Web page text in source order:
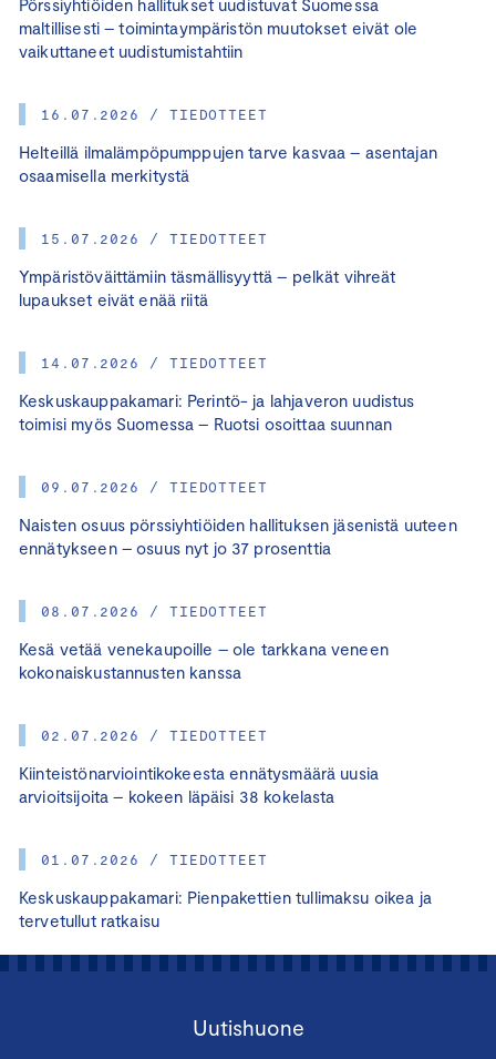
Pörssiyhtiöiden hallitukset uudistuvat Suomessa
maltillisesti – toimintaympäristön muutokset eivät ole
vaikuttaneet uudistumistahtiin
16.07.2026 / TIEDOTTEET
Helteillä ilmalämpöpumppujen tarve kasvaa – asentajan
osaamisella merkitystä
15.07.2026 / TIEDOTTEET
Ympäristöväittämiin täsmällisyyttä – pelkät vihreät
lupaukset eivät enää riitä
14.07.2026 / TIEDOTTEET
Keskuskauppakamari: Perintö- ja lahjaveron uudistus
toimisi myös Suomessa – Ruotsi osoittaa suunnan
09.07.2026 / TIEDOTTEET
Naisten osuus pörssiyhtiöiden hallituksen jäsenistä uuteen
ennätykseen – osuus nyt jo 37 prosenttia
08.07.2026 / TIEDOTTEET
Kesä vetää venekaupoille – ole tarkkana veneen
kokonaiskustannusten kanssa
02.07.2026 / TIEDOTTEET
Kiinteistönarviointikokeesta ennätysmäärä uusia
arvioitsijoita – kokeen läpäisi 38 kokelasta
01.07.2026 / TIEDOTTEET
Keskuskauppakamari: Pienpakettien tullimaksu oikea ja
tervetullut ratkaisu
Uutishuone